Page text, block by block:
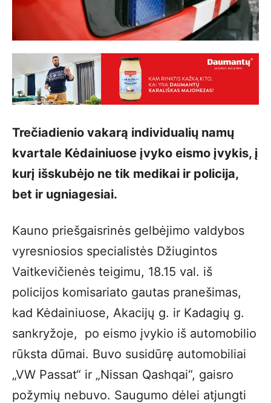
Trečiadienio vakarą individualių namų
kvartale Kėdainiuose įvyko eismo įvykis, į
kurį išskubėjo ne tik medikai ir policija,
bet ir ugniagesiai.
Kauno priešgaisrinės gelbėjimo valdybos
vyresniosios specialistės Džiugintos
Vaitkevičienės teigimu, 18.15 val. iš
policijos komisariato gautas pranešimas,
kad Kėdainiuose, Akacijų g. ir Kadagių g.
sankryžoje, po eismo įvykio iš automobilio
rūksta dūmai. Buvo susidūrę automobiliai
„VW Passat“ ir „Nissan Qashqai“, gaisro
požymių nebuvo. Saugumo dėlei atjungti